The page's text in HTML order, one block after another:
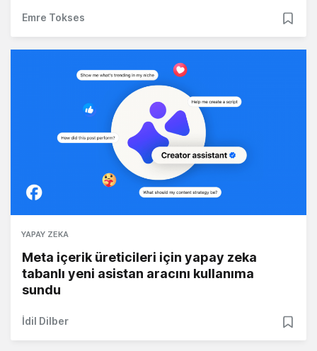
Emre Tokses
YAPAY ZEKA
Meta içerik üreticileri için yapay zeka
tabanlı yeni asistan aracını kullanıma
sundu
İdil Dilber